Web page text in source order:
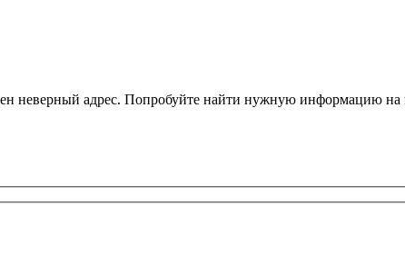
неверный адрес. Попробуйте найти нужную информацию на